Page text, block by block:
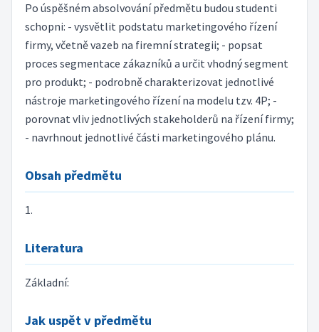
Po úspěšném absolvování předmětu budou studenti
schopni: - vysvětlit podstatu marketingového řízení
firmy, včetně vazeb na firemní strategii; - popsat
proces segmentace zákazníků a určit vhodný segment
pro produkt; - podrobně charakterizovat jednotlivé
nástroje marketingového řízení na modelu tzv. 4P; -
porovnat vliv jednotlivých stakeholderů na řízení firmy;
- navrhnout jednotlivé části marketingového plánu.
Obsah předmětu
1.
Literatura
Základní:
Jak uspět v předmětu